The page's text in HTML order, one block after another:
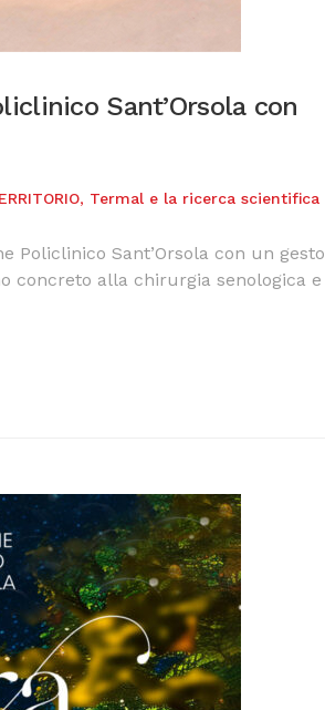
Sant’Orsola con
, Termal e la ricerca scientifica
Policlinico Sant’Orsola con un gesto
concreto alla chirurgia senologica e